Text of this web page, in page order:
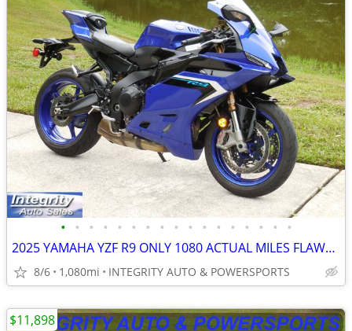
• • • • • • • • • • • • • • • • •
2025 YAMAHA YZF R9 ONLY 1080 ACTUAL MILES FLAWLESS BIKE NO BS FEES!!!!
8/6 1,080mi INTEGRITY AUTO & POWERSPORTS
$11,898